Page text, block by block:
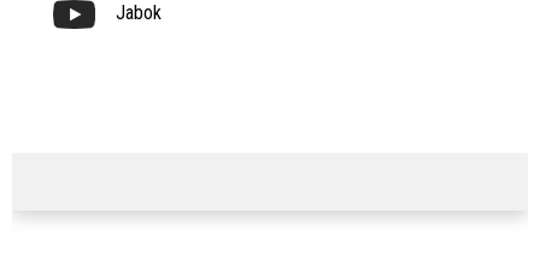
Jabok